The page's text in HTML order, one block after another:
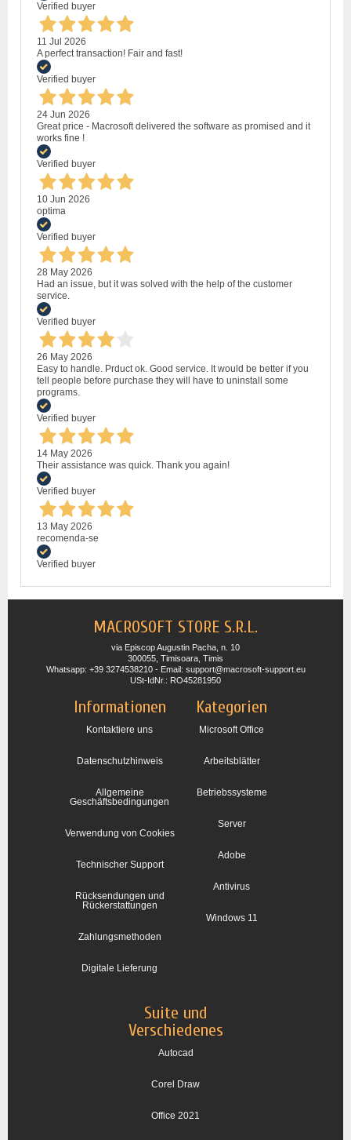
Verified buyer
11 Jul 2026
A perfect transaction! Fair and fast!
Verified buyer
24 Jun 2026
Great price - Macrosoft delivered the software as promised and it
works fine !
Verified buyer
10 Jun 2026
optima
Verified buyer
28 May 2026
Had an issue, but it was solved with the help of the customer
service.
Verified buyer
26 May 2026
Easy to handle. Prduct ok. Good service. It would be better if you
tell people before purchase they will have to uninstall some
programs.
Verified buyer
14 May 2026
Their assistance was quick. Thank you again!
Verified buyer
13 May 2026
recomenda-se
Verified buyer
MACROSOFT STORE S.R.L.
via Episcop Augustin Pacha, n. 10
300055, Timisoara, Timis
Whatsapp: +39 3274538210 - Email: support@macrosoft-support.eu
USt-IdNr.: RO45281950
Informationen
Kontaktiere uns
Datenschutzhinweis
Allgemeine
Geschäftsbedingungen
Verwendung von Cookies
Technischer Support
Rücksendungen und
Rückerstattungen
Zahlungsmethoden
Digitale Lieferung
Kategorien
Microsoft Office
Arbeitsblätter
Betriebssysteme
Server
Adobe
Antivirus
Windows 11
Suite und
Verschiedenes
Autocad
Corel Draw
Office 2021